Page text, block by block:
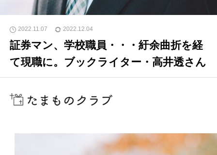
2022.11.07 2022.12.04
証券マン、学校職員・・・紆余曲折を経
て現職に。ブックライター・高井透さん